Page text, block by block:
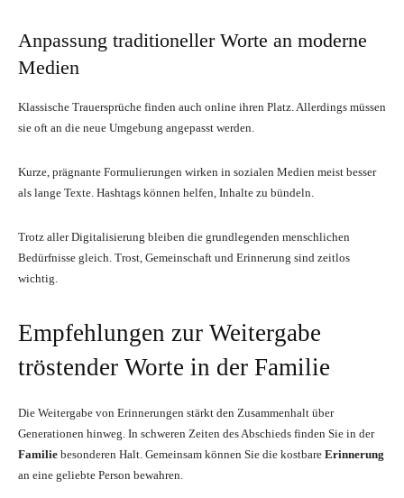
Anpassung traditioneller Worte an moderne
Medien
Klassische Trauersprüche finden auch online ihren Platz. Allerdings müssen
sie oft an die neue Umgebung angepasst werden.
Kurze, prägnante Formulierungen wirken in sozialen Medien meist besser
als lange Texte. Hashtags können helfen, Inhalte zu bündeln.
Trotz aller Digitalisierung bleiben die grundlegenden menschlichen
Bedürfnisse gleich. Trost, Gemeinschaft und Erinnerung sind zeitlos
wichtig.
Empfehlungen zur Weitergabe
tröstender Worte in der Familie
Die Weitergabe von Erinnerungen stärkt den Zusammenhalt über
Generationen hinweg. In schweren Zeiten des Abschieds finden Sie in der
Familie besonderen Halt. Gemeinsam können Sie die kostbare Erinnerung
an eine geliebte Person bewahren.